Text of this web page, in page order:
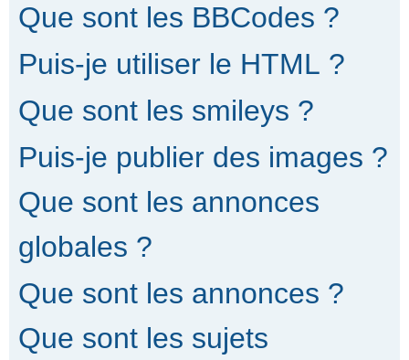
Que sont les BBCodes ?
Puis-je utiliser le HTML ?
Que sont les smileys ?
Puis-je publier des images ?
Que sont les annonces
globales ?
Que sont les annonces ?
Que sont les sujets